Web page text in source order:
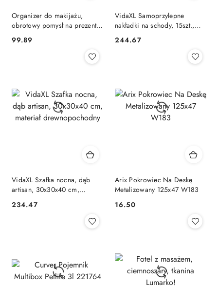
Organizer do makijażu,
obrotowy pomysł na prezent,
Cena:
99.89
VidaXL Samoprzylepne
nakładki na schody, 15szt.,
Cena:
244.67
VidaXL Szafka nocna, dąb
artisan, 30x30x40 cm,
Cena:
234.47
Arix Pokrowiec Na Deskę
Metalizowany 125x47 W183
Cena:
16.50